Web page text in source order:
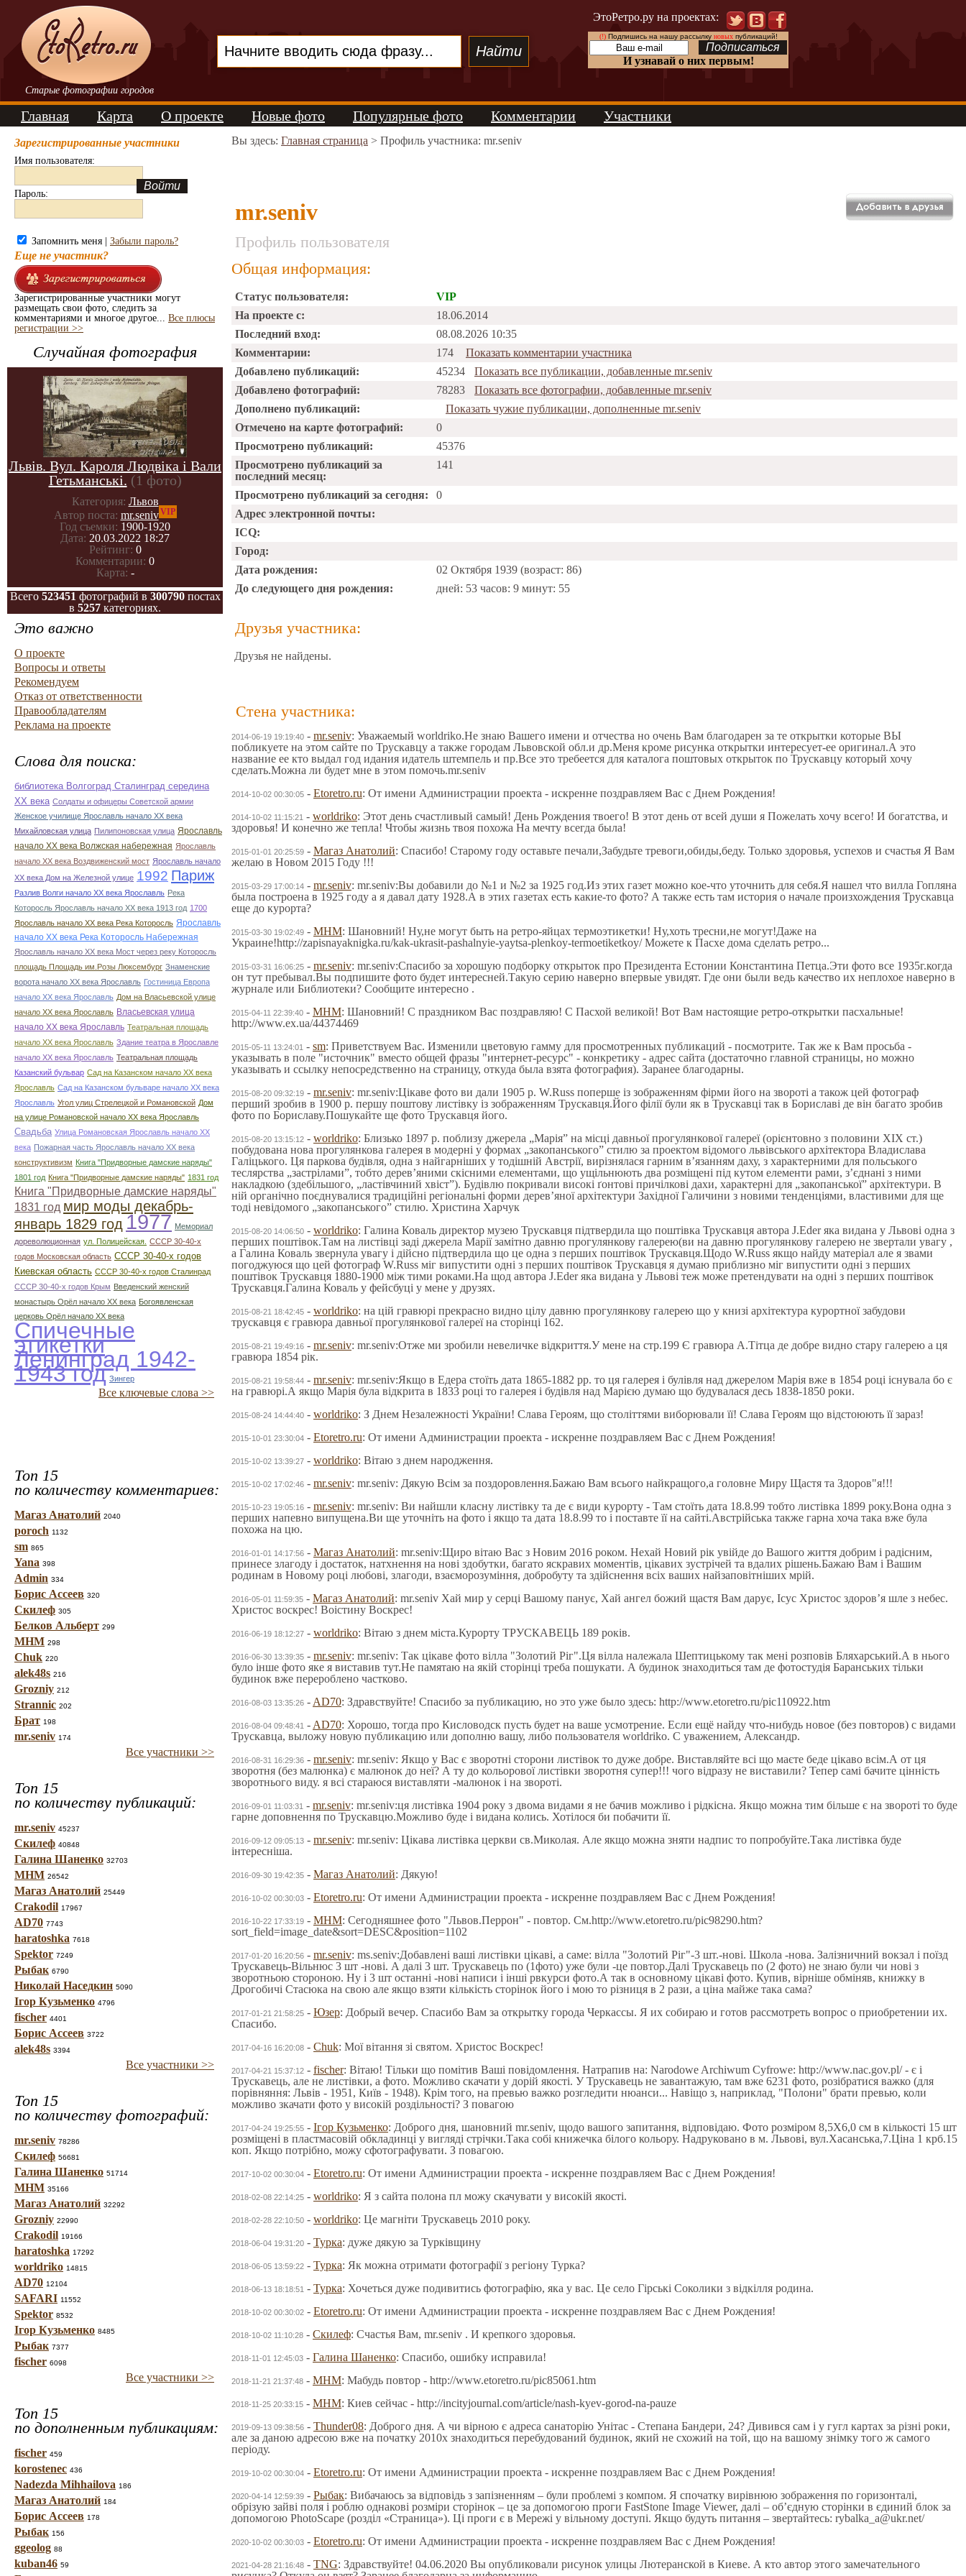
Старые фотографии городов
ЭтоРетро.ру на проектах:
(!)Подпишись на нашу рассылку новыхпубликаций!
И узнавай о них первым!
Главная Карта О проекте Новые фото Популярные фото Комментарии Участники
Зарегистрированные участники
Имя пользователя:
Пароль:
Запомнить меня | Забыли пароль?
Еще не участник?
Зарегистрированные участники могут
размещать свои фото, следить за
комментариями и многое другое... Все плюсы
регистрации >>
Случайная фотография
Львів. Вул. Кароля Людвіка і Вали
Гетьманські. (1 фото)
Категория: Львов
Автор поста: mr.senivVIP
Год съемки: 1900-1920
Дата: 20.03.2022 18:27
Рейтинг: 0
Комментарии: 0
Карта: -
Всего 523451 фотографий в 300790постах
в 5257 категориях.
Это важно
О проекте
Вопросы и ответы
Рекомендуем
Отказ от ответственности
Правообладателям
Реклама на проекте
Слова для поиска:
библиотека Волгоград Сталинград середина
ХХ века Солдаты и офицеры Советской армии
Женское училище Ярославль начало ХХ века
Михайловская улица Пилипоновская улица Ярославль
начало ХХ века Волжская набережная Ярославль
начало ХХ века Воздвиженский мост Ярославль начало
ХХ века Дом на Железной улице 1992 Париж
Разлив Волги начало ХХ века Ярославль Река
Которосль Ярославль начало ХХ века 1913 год 1700
Ярославль начало ХХ века Река Которосль Ярославль
начало ХХ века Река Которосль Набережная
Ярославль начало ХХ века Мост через реку Которосль
площадь Площадь им.Розы Люксембург Знаменские
ворота начало ХХ века Ярославль Гостиница Европа
начало ХХ века Ярославль Дом на Власьевской улице
начало ХХ века Ярославль Власьевская улица
начало ХХ века Ярославль Театральная площадь
начало ХХ века Ярославль Здание театра в Ярославле
начало ХХ века Ярославль Театральная площадь
Казанский бульвар Сад на Казанском начало ХХ века
Ярославль Сад на Казанском бульваре начало ХХ века
Ярославль Угол улиц Стрелецкой и Романовской Дом
на улице Романовской начало ХХ века Ярославль
Свадьба Улица Романовская Ярославль начало ХХ
века Пожарная часть Ярославль начало ХХ века
конструктивизм Книга "Придворные дамские наряды"
1801 год Книга "Придворные дамские наряды" 1831 год
Книга "Придворные дамские наряды"
1831 год мир моды декабрь-
январь 1829 год 1977 Мемориал
дореволюционная ул. Полицейская. СССР 30-40-х
годов Московская область СССР 30-40-х годов
Киевская область СССР 30-40-х годов Сталинрад
СССР 30-40-х годов Крым Введенский женский
монастырь Орёл начало ХХ века Богоявленская
церковь Орёл начало ХХ века
Спичечные
этикетки
Ленинград 1942-
1943 год Зингер
Все ключевые слова >>
Топ 15
по количеству комментариев:
Магаз Анатолий 2040
poroch 1132
sm 865
Yana 398
Admin 334
Борис Ассеев 320
Скилеф 305
Белков Альберт 299
МНМ 298
Chuk 220
alek48s 216
Grozniy 212
Strannic 202
Брат 198
mr.seniv 174
Все участники >>
Топ 15
по количеству публикаций:
mr.seniv 45237
Скилеф 40848
Галина Шаненко 32703
МНМ 26542
Магаз Анатолий 25449
Crakodil 17967
AD70 7743
haratoshka 7618
Spektor 7249
Рыбак 6790
Николай Наседкин 5090
Ігор Кузьменко 4796
fischer 4401
Борис Ассеев 3722
alek48s 3394
Все участники >>
Топ 15
по количеству фотографий:
mr.seniv 78286
Скилеф 56681
Галина Шаненко 51714
МНМ 35166
Магаз Анатолий 32292
Grozniy 22990
Crakodil 19166
haratoshka 17292
worldriko 14815
AD70 12104
SAFARI 11552
Spektor 8532
Ігор Кузьменко 8485
Рыбак 7377
fischer 6098
Все участники >>
Топ 15
по дополненным публикациям:
fischer 459
korostenec 436
Nadezda Mihhailova 186
Магаз Анатолий 184
Борис Ассеев 178
Рыбак 156
ggeolog 88
kuban46 59
Вы здесь: Главная страница > Профиль участника: mr.seniv
mr.seniv
Профиль пользователя
Общая информация:
Статус пользователя:
VIP
На проекте с:
18.06.2014
Последний вход:
08.08.2026 10:35
Комментарии:
174
Показать комментарии участника
Добавлено публикаций:
45234
Показать все публикации, добавленные mr.seniv
Добавлено фотографий:
78283
Показать все фотографии, добавленные mr.seniv
Дополнено публикаций:
Показать чужие публикации, дополненные mr.seniv
Отмечено на карте фотографий:
0
Просмотрено публикаций:
45376
Просмотрено публикаций за
последний месяц:
141
Просмотрено публикаций за сегодня:
0
Адрес электронной почты:
ICQ:
Город:
Дата рождения:
02 Октября 1939 (возраст: 86)
До следующего дня рождения:
дней: 53 часов: 9 минут: 55
Друзья участника:
Друзья не найдены.
Стена участника:
2014-06-19 19:19:40 - mr.seniv: Уважаемый worldriko.Не знаю Вашего имени и отчества но очень Вам благодарен за те открытки которые ВЫ
побликуете на этом сайте по Трускавцу а также городам Львовской обл.и др.Меня кроме рисунка открытки интересует-ее оригинал.А это
название ее кто выдал год идания идатель штемпель и пр.Все это требеется для каталога поштовых открыток по Трускавцу который хочу
сделать.Можна ли будет мне в этом помочь.mr.seniv
2014-10-02 00:30:05 - Etoretro.ru: От имени Администрации проекта - искренне поздравляем Вас с Днем Рождения!
2014-10-02 11:15:21 - worldriko: Этот день счастливый самый! День Рождения твоего! В этот день от всей души я Пожелать хочу всего! И богатства, и
здоровья! И конечно же тепла! Чтобы жизнь твоя похожа На мечту всегда была!
2015-01-01 20:25:59 - Магаз Анатолий: Спасибо! Старому году оставьте печали,​ Забудьте тревоги,обиды,беду. Только здоровья, успехов и счастья Я Вам
желаю в Новом 2015 Году !!!
2015-03-29 17:00:14 - mr.seniv: mr.seniv:Вы добавили до №1 и №2 за 1925 год.Из этих газет можно кое-что уточнить для себя.Я нашел что вилла Гопляна
была построена в 1925 году а я давал дату 1928.А в этих газетах есть какие-то фото? А также есть там история о начале произхождения Трускавца
еще до курорта?
2015-03-30 19:02:49 - МНМ: Шановний! Ну,не могут быть на ретро-яйцах термоэтикетки! Ну,хоть тресни,не могут!Даже на
Украине!http://zapisnayaknigka.ru/kak-ukrasit-pashalnyie-yaytsa-plenkoy-termoetiketkoy/ Можете к Пасхе дома сделать ретро...
2015-03-31 16:06:25 - mr.seniv: mr.seniv:Спасибо за хорошую подборку открыток про Президента Естонии Константина Петца.Эти фото все 1935г.когда
он тут пребывал.Вы подпишите фото будет интересней.Такую серию наверно впервые увидят. Где они были ведь качество их неплохое наверно в
журнале или Библиотеки? Сообщите интересно .
2015-04-11 22:39:40 - МНМ: Шановний! С праздником Вас поздравляю! С Пасхой великой! Вот Вам настоящие ретро-открытки пасхальные!
http://www.ex.ua/44374469
2015-05-11 13:24:01 - sm: Приветствуем Вас. Изменили цветовую гамму для просмотренных публикаций - посмотрите. Так же к Вам просьба -
указывать в поле "источник" вместо общей фразы "интернет-ресурс" - конкретику - адрес сайта (достаточно главной страницы, но можно
указывать и ссылку непосредственно на страницу, откуда была взята фотография). Заранее благодарны.
2015-08-20 09:32:19 - mr.seniv: mr.seniv:Цікаве фото ви дали 1905 р. W.Russ поперше із зображенням фірми його на звороті а також цей фотограф
перший зробив в 1900 р. першу поштову листівку із зображенням Трускавця.Його філії були як в Трускавці так в Бориславі де він багато зробив
фото по Бориславу.Пошукайте ще фото Трускавця його.
2015-08-20 13:15:12 - worldriko: Близько 1897 р. поблизу джерела „Марія” на місці давньої прогулянкової галереї (орієнтовно з половини ХІХ ст.)
побудована нова прогулянкова галерея в модерні у формах „закопанського” стилю за проектом відомого львівського архітектора Владислава
Галіцького. Ця паркова будівля, одна з найгарніших у тодішній Австрії, вирізнялася гарним в’язанням даху, з характерними для польського
теслярства „застрілами”, тобто дерев’яними скісними елементами, що ущільнюють два розміщені під кутом елементи рами, з’єднані з ними
накладкою (здебільшого, „ластівчиний хвіст”). Будівлю покривали високі ґонтові причілкові дахи, характерні для „закопанської” архітектури. В
ній органічно поєднувалися традиційні регіональні форми дерев’яної архітектури Західної Галичини з новими тенденціями, властивими для ще
тоді невідомого „закопанського” стилю. Христина Харчук
2015-08-20 14:06:50 - worldriko: Галина Коваль директор музею Трускавця підтвердила що поштівка Трускавця автора J.Eder яка видана у Львові одна з
перших поштівок.Там на листівці заді джерела Марії замітно давню прогулянкову галерею(ви на давню прогулянкову галерею не звертали увагу ,
а Галина Коваль звернула увагу і дійсно підтвердила що це одна з перших поштівок Трускавця.Щодо W.Russ якщо найду матеріал але я звами
погоджуюся що цей фотограф W.Russ міг випустити одні з перших поштівок Трускавця я думаю приблизно міг випустити одні з перших
поштівок Трускавця 1880-1900 між тими роками.На щод автора J.Eder яка видана у Львові теж може претендувати на одні з перших поштівок
Трускавця.Галина Коваль у фейсбуці у мене у друзях.
2015-08-21 18:42:45 - worldriko: на цій гравюрі прекрасно видно цілу давню прогулянкову галерею що у книзі архітектура курортної забудови
трускавця є гравюра давньої прогулянкової галереї на сторінці 162.
2015-08-21 19:49:16 - mr.seniv: mr.seniv:Отже ми зробили невеличке відкриття.У мене на стр.199 Є гравюра А.Тітца де добре видно стару галерею а ця
гравюра 1854 рік.
2015-08-21 19:58:44 - mr.seniv: mr.seniv:Якщо в Едера стоїть дата 1865-1882 рр. то ця галерея і булівля над джерелом Марія вже в 1854 році існувала бо є
на гравюрі.А якщо Марія була відкрита в 1833 році то галерея і будівля над Марією думаю що будувалася десь 1838-1850 роки.
2015-08-24 14:44:40 - worldriko: З Днем Незалежності України! Слава Героям, що століттями виборювали її! Слава Героям що відстоюють її зараз!
2015-10-01 23:30:04 - Etoretro.ru: От имени Администрации проекта - искренне поздравляем Вас с Днем Рождения!
2015-10-02 13:39:27 - worldriko: Вітаю з днем народження.
2015-10-02 17:02:46 - mr.seniv: mr.seniv: Дякую Всім за поздоровлення.Бажаю Вам всього найкращого,а головне Миру Щастя та Здоров"я!!!
2015-10-23 19:05:16 - mr.seniv: mr.seniv: Ви найшли класну листівку та де є види курорту - Там стоїть дата 18.8.99 тобто листівка 1899 року.Вона одна з
перших напевно випущена.Ви ще уточніть на фото і якщо та дата 18.8.99 то і поставте її на сайті.Австрійська также гарна хоча така вже була
похожа на цю.
2016-01-01 14:17:56 - Магаз Анатолий: mr.seniv:Щиро вітаю Вас з Новим 2016 роком. Нехай Новий рік увійде до Вашого життя добрим і радісним,
принесе злагоду і достаток, натхнення на нові здобутки, багато яскравих моментів, цікавих зустрічей та вдалих рішень.Бажаю Вам і Вашим
родинам в Новому році любові, злагоди, взаєморозуміння, добробуту та здійснення всіх ваших найзаповітніших мрій.
2016-05-01 11:59:35 - Магаз Анатолий: mr.seniv Хай мир у серці Вашому панує, Хай ангел божий щастя Вам дарує, Ісус Христос здоров’я шле з небес.
Христос воскрес! Воістину Воскрес!
2016-06-19 18:12:27 - worldriko: Вітаю з днем міста.Курорту ТРУСКАВЕЦЬ 189 років.
2016-06-30 13:39:35 - mr.seniv: mr.seniv: Так цікаве фото вілла "Золотий Ріг".Ця вілла належала Шептицькому так мені розповів Бляхарський.А в нього
було інше фото яке я виставив тут.Не памятаю на якій сторінці треба пошукати. А будинок знаходиться там де фотостудія Баранських тільки
будинок вже перероблено частково.
2016-08-03 13:35:26 - AD70: Здравствуйте! Спасибо за публикацию, но это уже было здесь: http://www.etoretro.ru/pic110922.htm
2016-08-04 09:48:41 - AD70: Хорошо, тогда про Кисловодск пусть будет на ваше усмотрение. Если ещё найду что-нибудь новое (без повторов) с видами
Трускавца, выложу новую публикацию или дополню вашу, либо пользователя worldriko. С уважением, Александр.
2016-08-31 16:29:36 - mr.seniv: mr.seniv: Якщо у Вас є зворотні сторони листівок то дуже добре. Виставляйте всі що маєте беде цікаво всім.А от ця
зворотня (без малюнка) є малюнок до неї? А ту до кольорової листівки зворотня супер!!! чого відразу не виставили? Тепер самі бачите цінність
зворотнього виду. я всі стараюся виставляти -малюнок і на звороті.
2016-09-01 11:03:31 - mr.seniv: mr.seniv:ця листівка 1904 року з двома видами я не бачив можливо і рідкісна. Якщо можна тим більше є на звороті то буде
гарне доповнення по Трускавцю.Можливо буде і видана колись. Хотілося би побачити її.
2016-09-12 09:05:13 - mr.seniv: mr.seniv: Цікава листівка церкви св.Миколая. Але якщо можна зняти надпис то попробуйте.Така листівка буде
інтересніша.
2016-09-30 19:42:35 - Магаз Анатолий: Дякую!
2016-10-02 00:30:03 - Etoretro.ru: От имени Администрации проекта - искренне поздравляем Вас с Днем Рождения!
2016-10-22 17:33:19 - МНМ: Сегодняшнее фото "Львов.Перрон" - повтор. См.http://www.etoretro.ru/pic98290.htm?
sort_field=image_date&sort=DESC&position=1102
2017-01-20 16:20:56 - mr.seniv: ms.seniv:Добавлені ваші листівки цікаві, а саме: вілла "Золотий Ріг"-3 шт.-нові. Школа -нова. Залізничний вокзал і поїзд
Трускавець-Вільнюс 3 шт -нові. А далі 3 шт. Трускавець по (1фото) уже були -це повтор.Далі Трускавець по (2 фото) не знаю були чи нові з
зворотньою стороною. Ну і 3 шт останні -нові написи і інші рвкурси фото.А так в основному цікаві фото. Купив, вірніше обміняв, книжку в
Дрогобичі Стасюка на свою але якщо взяти кількість сторінок його і мою то різниця в 2 рази, а ціна майже така сама?
2017-01-21 21:58:25 - Юзер: Добрый вечер. Спасибо Вам за открытку города Черкассы. Я их собираю и готов рассмотреть вопрос о приобретении их.
Спасибо.
2017-04-16 16:20:08 - Chuk: Мої вітання зі святом. Христос Воскрес!
2017-04-21 15:37:12 - fischer: Вітаю! Тільки що помітив Ваші повідомлення. Натрапив на: Narodowe Archiwum Cyfrowe: http://www.nac.gov.pl/ - є і
Трускавець, але не листівки, а фото. Можливо скачати у дорій якості. У Трускавець не завантажую, там вже 6231 фото, розібратися важко (для
порівняння: Львів - 1951, Київ - 1948). Крім того, на превью важко розгледити нюанси... Навіщо з, наприклад, "Полони" брати превью, коли
можливо зкачати фото у високій роздільності? З повагою
2017-04-24 19:25:55 - Ігор Кузьменко: Доброго дня, шановний mr.seniv, щодо вашого запитання, відповідаю. Фото розміром 8,5X6,0 см в кількості 15 шт
розміщені в пластмасовій обкладинці у вигляді стрічки.Така собі книжечка білого кольору. Надруковано в м. Львові, вул.Хасанська,7.Ціна 1 крб.15
коп. Якщо потрібно, можу сфотографувати. З повагою.
2017-10-02 00:30:04 - Etoretro.ru: От имени Администрации проекта - искренне поздравляем Вас с Днем Рождения!
2018-02-08 22:14:25 - worldriko: Я з сайта полона пл можу скачувати у високій якості.
2018-02-28 22:10:50 - worldriko: Це магніти Трускавець 2010 року.
2018-06-04 19:31:20 - Турка: дуже дякую за Турківщину
2018-06-05 13:59:22 - Турка: Як можна отримати фотографії з регіону Турка?
2018-06-13 18:18:51 - Турка: Хочеться дуже подивитись фотографію, яка у вас. Це село Гірські Соколики з відкілля родина.
2018-10-02 00:30:02 - Etoretro.ru: От имени Администрации проекта - искренне поздравляем Вас с Днем Рождения!
2018-10-02 11:10:28 - Скилеф: Счастья Вам, mr.seniv . И крепкого здоровья.
2018-11-01 12:45:03 - Галина Шаненко: Спасибо, ошибку исправила!
2018-11-21 21:37:48 - МНМ: Мабудь повтор - http://www.etoretro.ru/pic85061.htm
2018-11-25 20:33:15 - МНМ: Киев сейчас - http://incityjournal.com/article/nash-kyev-gorod-na-pauze
2019-09-13 09:38:56 - Thunder08: Доброго дня. А чи вірною є адреса санаторію Унітас - Степана Бандери, 24? Дивився сам і у гугл картах за різні роки,
але за даною адресою вже на початку 2010х знаходиться перебудований будинок, який не схожий на той, що на вашому знімку того ж самого
періоду.
2019-10-02 00:30:04 - Etoretro.ru: От имени Администрации проекта - искренне поздравляем Вас с Днем Рождения!
2020-04-14 12:59:39 - Рыбак: Вибачаюсь за відповідь з запізненням – були проблемі з компом. Я спочатку вирівнюю зображення по горизонталі,
обрізую зайві поля і роблю однакові розміри сторінок – це за допомогою проги FastStone Image Viewer, далі – об’єдную сторінки в єдиний блок за
допомогою PhotoScape (розділ «Страница»). Ці проги є в Мережі у вільному доступі. Якщо будуть питання – звертайтесь: rybalka_a@ukr.net/
2020-10-02 00:30:03 - Etoretro.ru: От имени Администрации проекта - искренне поздравляем Вас с Днем Рождения!
2021-04-28 21:16:48 - TNG: Здравствуйте! 04.06.2020 Вы опубликовали рисунок улицы Лютеранской в Киеве. А кто автор этого замечательного